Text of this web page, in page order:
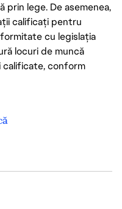
lege. De asemenea,
calificați pentru
cu legislația
locuri de muncă
conform